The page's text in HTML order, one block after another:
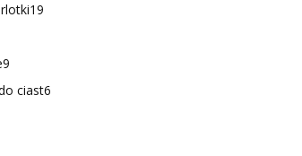
19
9
ciast6